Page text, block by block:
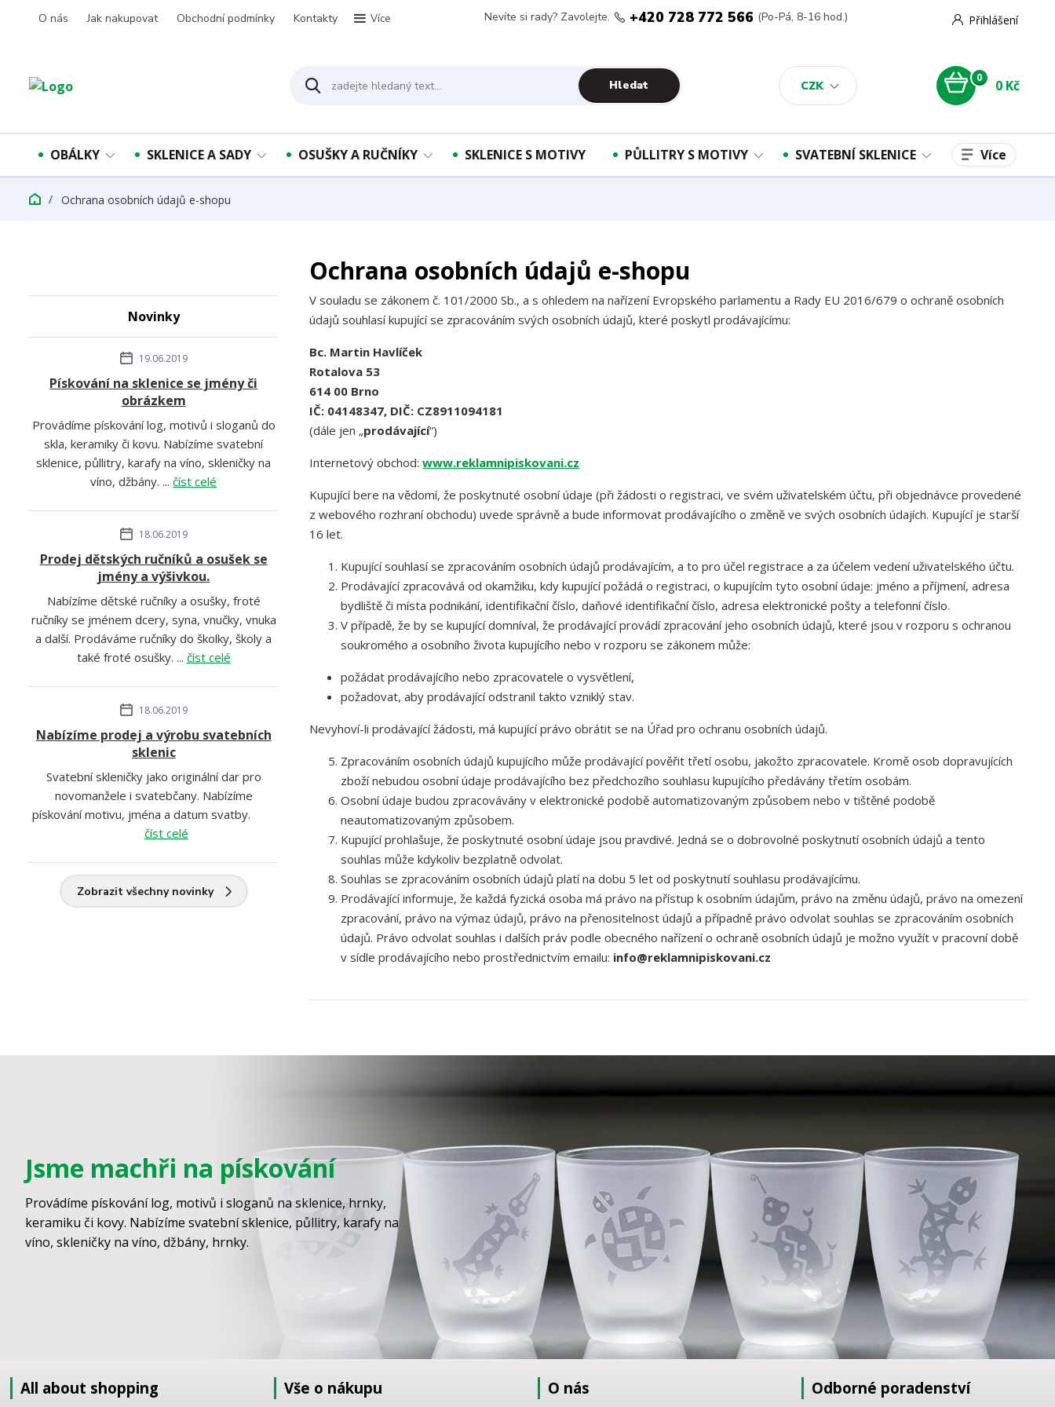
O nás Jak nakupovat Obchodní podmínky Kontakty Více
CZK
Přihlášení
Hledat
Nevíte si rady? Zavolejte. +420 728 772 566 (Po-Pá, 8-16 hod.)
0 0 Kč
OBÁLKY SKLENICE A SADY OSUŠKY A RUČNÍKY SKLENICE S MOTIVY PŮLLITRY S MOTIVY SVATEBNÍ SKLENICE Více
Ochrana osobních údajů e-shopu
Novinky
19.06.2019
Pískování na sklenice se jmény či
obrázkem
Provádíme pískování log, motivů i sloganů do
skla, keramiky či kovu. Nabízíme svatební
sklenice, půllitry, karafy na víno, skleničky na
víno, džbány. ...číst celé
18.06.2019
Prodej dětských ručníků a osušek se
jmény a výšivkou.
Nabízíme dětské ručníky a osušky, froté
ručníky se jménem dcery, syna, vnučky, vnuka
a další. Prodáváme ručníky do školky, školy a
také froté osušky. ... číst celé
18.06.2019
Nabízíme prodej a výrobu svatebních
sklenic
Svatební skleničky jako originální dar pro
novomanžele i svatebčany. Nabízíme
pískování motivu, jména a datum svatby.
číst celé
Zobrazit všechny novinky
Ochrana osobních údajů e-shopu
V souladu se zákonem č. 101/2000 Sb., a s ohledem na nařízení Evropského parlamentu a Rady EU 2016/679 o ochraně osobních
údajů souhlasí kupující se zpracováním svých osobních údajů, které poskytl prodávajícímu:
Bc. Martin Havlíček
Rotalova 53
614 00 Brno
IČ: 04148347, DIČ: CZ8911094181
(dále jen „prodávající“)
Internetový obchod:www.reklamnipiskovani.cz
Kupující bere na vědomí, že poskytnuté osobní údaje (při žádosti o registraci, ve svém uživatelském účtu, při objednávce provedené
z webového rozhraní obchodu) uvede správně a bude informovat prodávajícího o změně ve svých osobních údajích. Kupující je starší
16 let.
Kupující souhlasí se zpracováním osobních údajů prodávajícím, a to pro účel registrace a za účelem vedení uživatelského účtu.
Prodávající zpracovává od okamžiku, kdy kupující požádá o registraci, o kupujícím tyto osobní údaje: jméno a příjmení, adresa
bydliště či místa podnikání, identifikační číslo, daňové identifikační číslo, adresa elektronické pošty a telefonní číslo.
V případě, že by se kupující domníval, že prodávající provádí zpracování jeho osobních údajů, které jsou v rozporu s ochranou
soukromého a osobního života kupujícího nebo v rozporu se zákonem může:
požádat prodávajícího nebo zpracovatele o vysvětlení,
požadovat, aby prodávající odstranil takto vzniklý stav.
Nevyhoví-li prodávající žádosti, má kupující právo obrátit se na Úřad pro ochranu osobních údajů.
Zpracováním osobních údajů kupujícího může prodávající pověřit třetí osobu, jakožto zpracovatele. Kromě osob dopravujících
zboží nebudou osobní údaje prodávajícího bez předchozího souhlasu kupujícího předávány třetím osobám.
Osobní údaje budou zpracovávány v elektronické podobě automatizovaným způsobem nebo v tištěné podobě
neautomatizovaným způsobem.
Kupující prohlašuje, že poskytnuté osobní údaje jsou pravdivé. Jedná se o dobrovolné poskytnutí osobních údajů a tento
souhlas může kdykoliv bezplatně odvolat.
Souhlas se zpracováním osobních údajů platí na dobu 5 let od poskytnutí souhlasu prodávajícímu.
Prodávající informuje, že každá fyzická osoba má právo na přístup k osobním údajům, právo na změnu údajů, právo na omezení
zpracování, právo na výmaz údajů, právo na přenositelnost údajů a případně právo odvolat souhlas se zpracováním osobních
údajů. Právo odvolat souhlas i dalších práv podle obecného nařízení o ochraně osobních údajů je možno využít v pracovní době
v sídle prodávajícího nebo prostřednictvím emailu: info@reklamnipiskovani.cz
Jsme machři na pískování
Provádíme pískování log, motivů i sloganů na sklenice, hrnky,
keramiku či kovy. Nabízíme svatební sklenice, půllitry, karafy na
víno, skleničky na víno, džbány, hrnky.
All about shopping Vše o nákupu O nás Odborné poradenství